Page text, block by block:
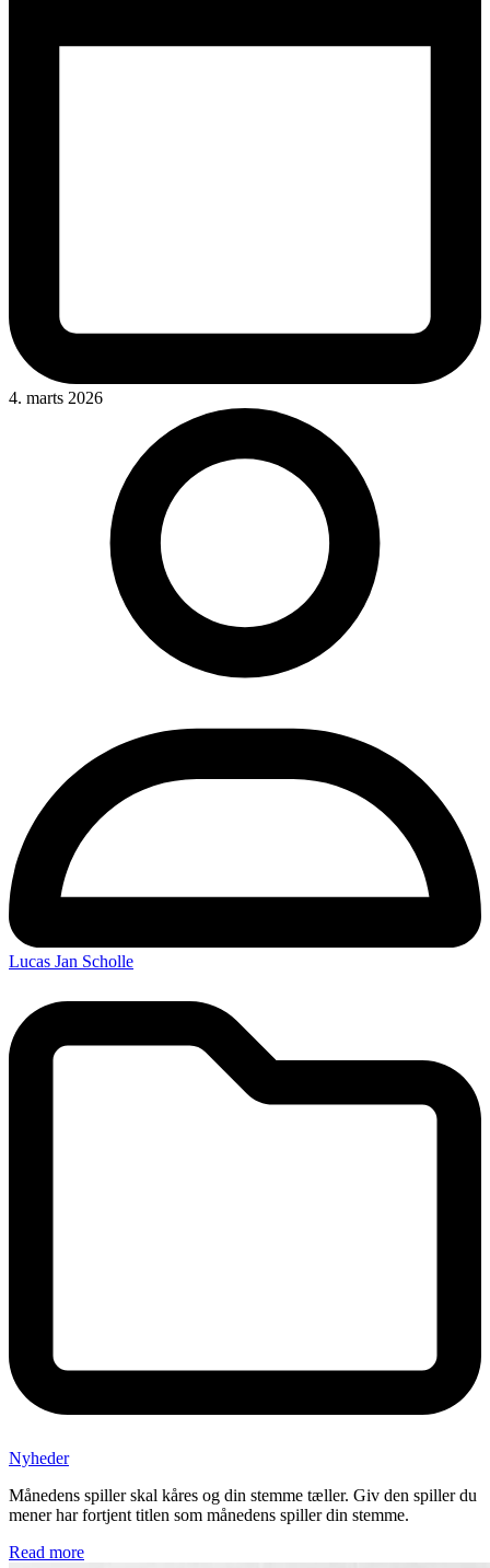
4. marts 2026
Lucas Jan Scholle
Nyheder
Månedens spiller skal kåres og din stemme tæller. Giv den spiller du
mener har fortjent titlen som månedens spiller din stemme.
Read more